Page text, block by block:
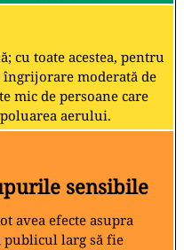
cu toate acestea, pentru
moderată de
mic de persoane care
aerului.
sensibile
avea efecte asupra
publicul larg să fie